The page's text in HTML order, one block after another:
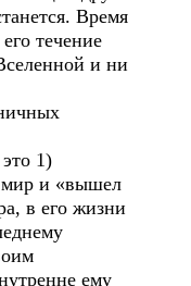
Время
течение
и ни
1)
мир и «вышел
в его жизни
ему